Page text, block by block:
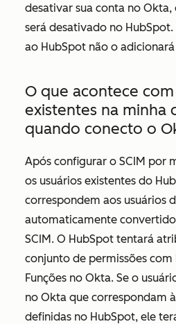
desativar sua conta no
será desativado no
ao HubSpot não o
O que acontece
existentes na minha
quando conecto o
Após configurar o SCIM por
os usuários existentes do
correspondem aos usuários
automaticamente
SCIM. O HubSpot tentará
conjunto de permissões com
Funções no Okta. Se o
no Okta que correspondam
definidas no HubSpot, ele